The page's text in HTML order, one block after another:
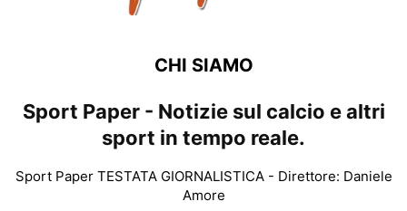
CHI SIAMO
Sport Paper - Notizie sul calcio e altri
sport in tempo reale.
Sport Paper TESTATA GIORNALISTICA - Direttore: Daniele
Amore